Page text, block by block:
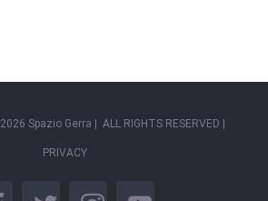
2026 Spazio Gerra | ALL RIGHTS RESERVED |
PRIVACY